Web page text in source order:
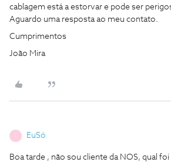
cablagem está a estorvar e pode ser
Aguardo uma resposta ao meu contato.
Cumprimentos
João Mira
EuSó
Boa tarde , não sou cliente da NOS, qual